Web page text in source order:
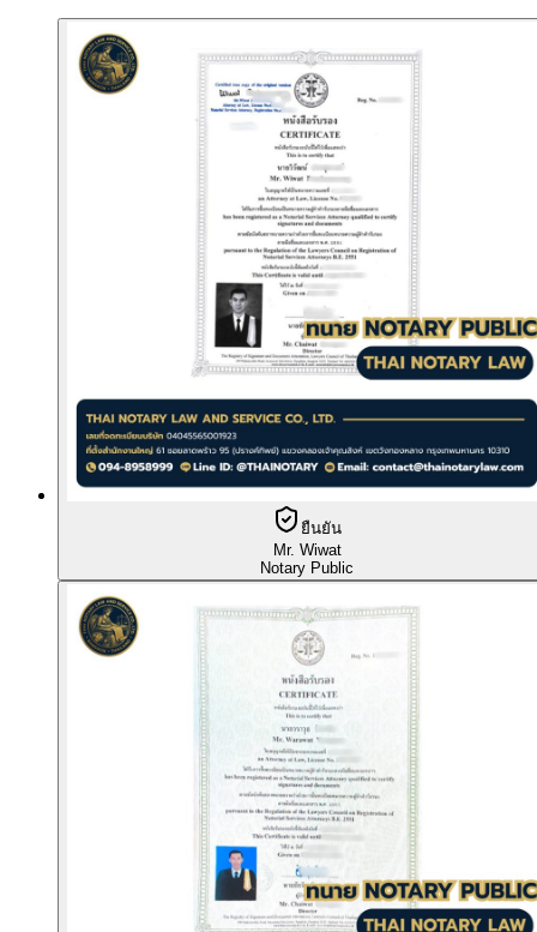
ยืนยัน
Mr. Wiwat
Notary Public